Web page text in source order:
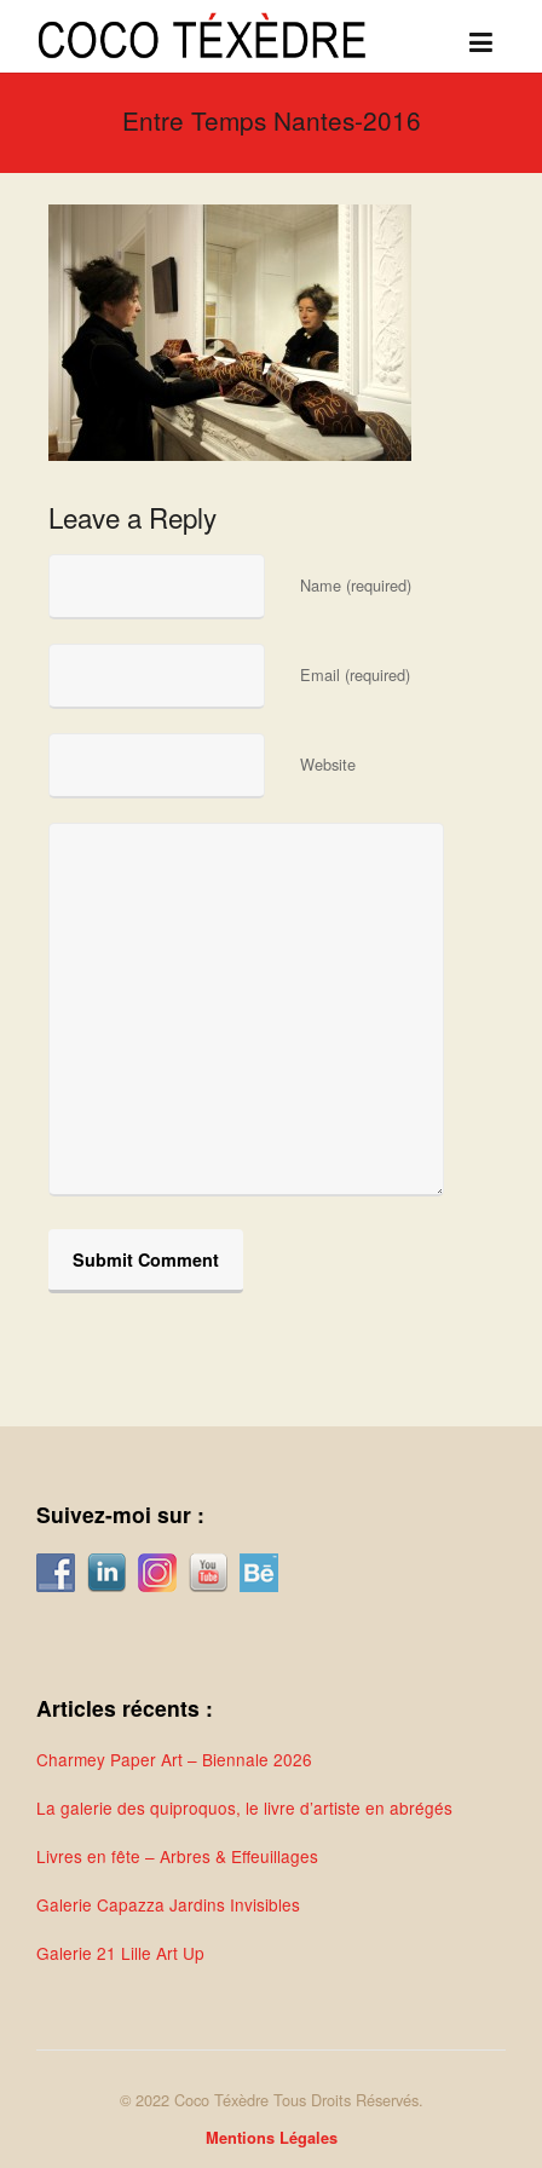
Entre Temps Nantes-2016
Leave a Reply
Name (required)
Email (required)
Website
Suivez-moi sur :
Articles récents :
Charmey Paper Art – Biennale 2026
La galerie des quiproquos, le livre d’artiste en abrégés
Livres en fête – Arbres & Effeuillages
Galerie Capazza Jardins Invisibles
Galerie 21 Lille Art Up
© 2022 Coco Téxèdre Tous Droits Réservés.
Mentions Légales